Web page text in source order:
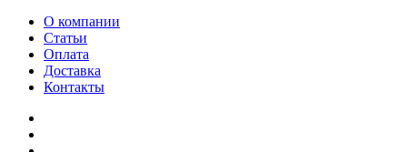
О компании
Статьи
Оплата
Доставка
Контакты